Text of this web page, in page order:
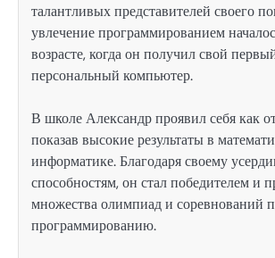
талантливых представителей своего
увлечение программированием
возрасте, когда он получил свой
персональный компьютер.
В школе Александр проявил себя как
показав высокие результаты в
информатике. Благодаря своему
способностям, он стал победителем и
множества олимпиад и соревнований
программированию.